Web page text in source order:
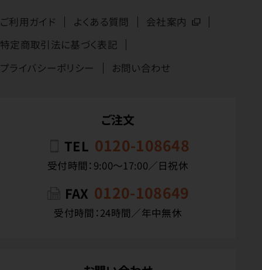
ご利用ガイド よくある質問
会社案内
特定商取引法に基づく表記
プライバシーポリシー
お問い合わせ
ご注文
TEL 0120-108648
受付時間：9:00〜17:00／日祝休
FAX 0120-108649
受付時間：24時間／年中無休